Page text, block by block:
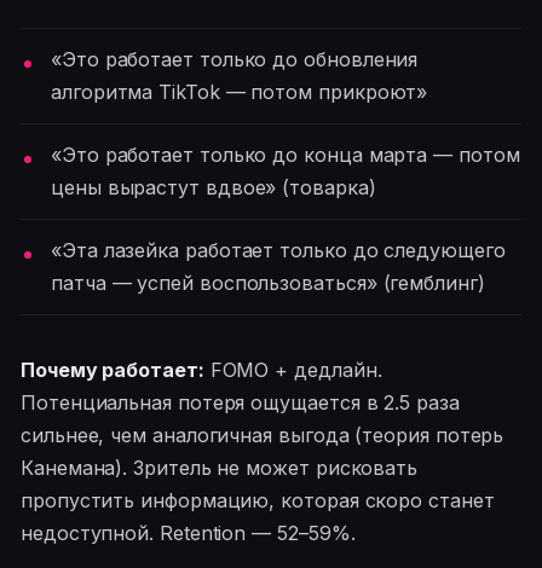
«Это работает только до обновления
алгоритма TikTok — потом прикроют»
«Это работает только до конца марта — потом
цены вырастут вдвое» (товарка)
«Эта лазейка работает только до следующего
патча — успей воспользоваться» (гемблинг)
Почему работает: FOMO + дедлайн.
Потенциальная потеря ощущается в 2.5 раза
сильнее, чем аналогичная выгода (теория потерь
Канемана). Зритель не может рисковать
пропустить информацию, которая скоро станет
недоступной. Retention — 52–59%.